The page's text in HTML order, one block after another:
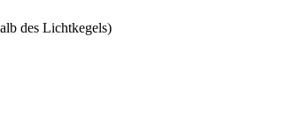
des Lichtkegels)